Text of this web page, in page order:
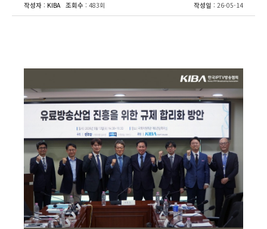
작성자 : KIBA 조회수 : 483회 작성일 : 26-05-14